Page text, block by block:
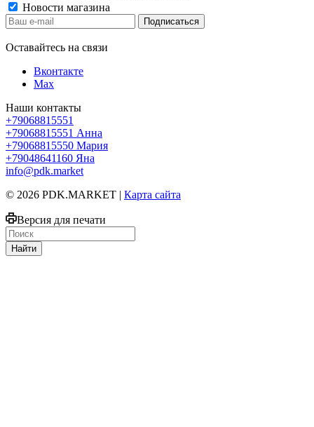
Новости магазина
Оставайтесь на связи
Вконтакте
Max
Наши контакты
+79068815551
+79068815551 Анна
+79068815550 Мария
+79048641160 Яна
info@pdk.market
© 2026 PDK.MARKET | Карта сайта
Версия для печати
Найти